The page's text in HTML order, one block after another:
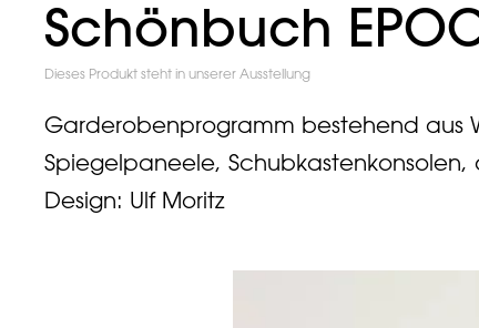
Schönbuch
Dieses Produkt steht in unserer Ausstellung
Garderobenprogramm bestehend aus
Spiegelpaneele, Schubkastenkonsolen,
Design: Ulf Moritz